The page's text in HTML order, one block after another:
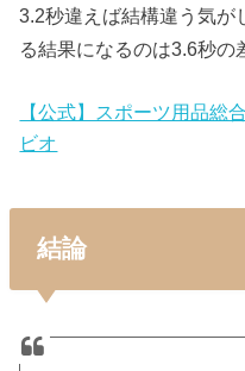
3.2秒違えば結構違う気が
る結果になるのは3.6秒の
【公式】スポーツ用品総
ビオ
結論